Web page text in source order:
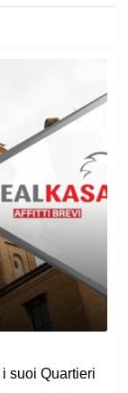
suoi Quartieri